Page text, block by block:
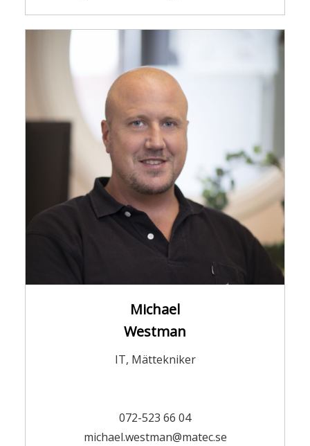
Michael
Westman
IT, Mättekniker
072-523 66 04
michael.westman@matec.se